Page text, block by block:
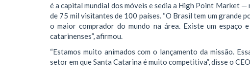
é a capital mundial dos móveis e sedia a High Point Market
de 75 mil visitantes de 100 países. “O Brasil tem um grande
o maior comprador do mundo na área. Existe um espaço
catarinenses”, afirmou.
“Estamos muito animados com o lançamento da missão.
setor em que Santa Catarina é muito competitiva”, disse o